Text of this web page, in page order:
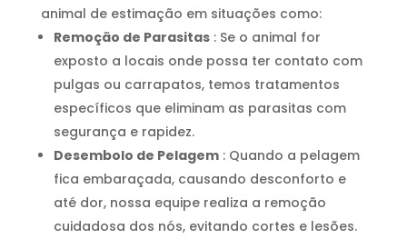
animal de estimação em situações como:
Remoção de Parasitas: Se o animal for
exposto a locais onde possa ter contato com
pulgas ou carrapatos, temos tratamentos
específicos que eliminam as parasitas com
segurança e rapidez.
Desembolo de Pelagem: Quando a pelagem
fica embaraçada, causando desconforto e
até dor, nossa equipe realiza a remoção
cuidadosa dos nós, evitando cortes e lesões.